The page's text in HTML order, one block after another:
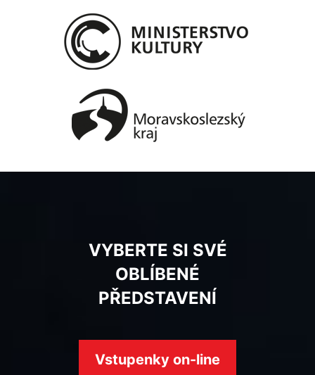
VYBERTE SI SVÉ
OBLÍBENÉ
PŘEDSTAVENÍ
Vstupenky on-line